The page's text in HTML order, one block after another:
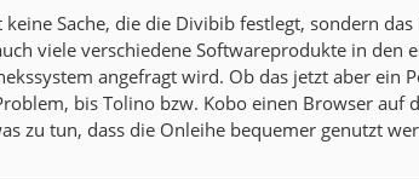
Sache, die die Divibib festlegt, sondern
viele verschiedene Softwareprodukte in
angefragt wird. Ob das jetzt aber
bis Tolino bzw. Kobo einen Browser
zu tun, dass die Onleihe bequemer genutzt